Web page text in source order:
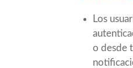
Los
o desde